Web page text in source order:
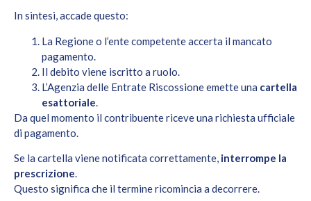
In sintesi, accade questo:
La Regione o l’ente competente accerta il mancato
pagamento.
Il debito viene iscritto a ruolo.
L’Agenzia delle Entrate Riscossione emette una cartella
esattoriale
Da quel momento il contribuente riceve una richiesta ufficiale
di pagamento.
Se la cartella viene notificata correttamente, interrompe la
prescrizione.
Questo significa che il termine ricomincia a decorrere.